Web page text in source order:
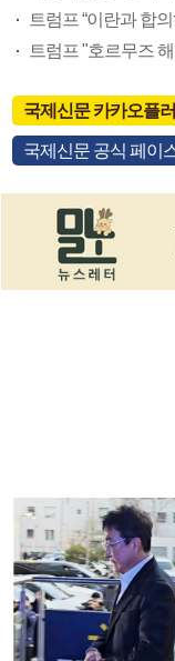
트럼프 “이란과 합
국제신문 카카오플
국제신문 공식 페이